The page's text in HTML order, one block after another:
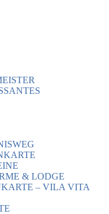
& LODGE
– VILA VITA